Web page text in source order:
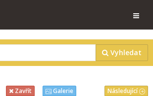
Vyhledat
Následující
Zavřít Galerie